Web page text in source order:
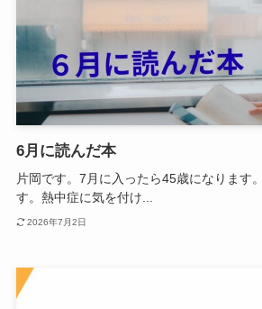
6月に読んだ本
片岡です。7月に入ったら45歳になります
す。熱中症に気を付け...
2026年7月2日